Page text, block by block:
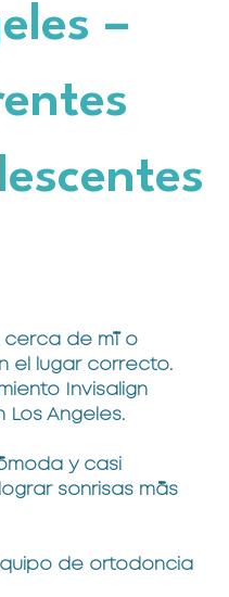
–
cerca de mí o
el lugar correcto.
Invisalign
Angeles.
y casi
sonrisas más
de ortodoncia